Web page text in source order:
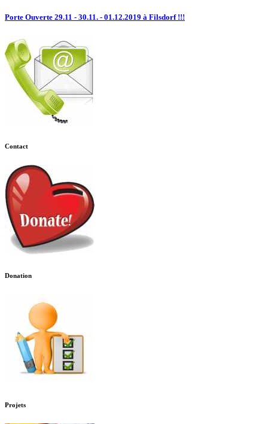
Porte Ouverte 29.11 - 30.11. - 01.12.2019 à Filsdorf !!!
Contact
Donation
Projets